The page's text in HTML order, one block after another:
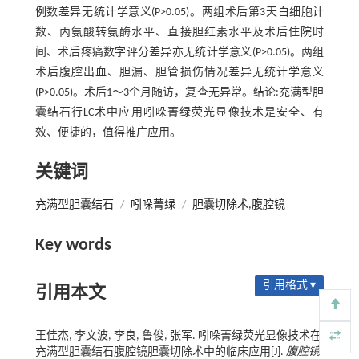
例数差异无统计学意义(P>0.05)。两组术后第3天白细胞计
数、丙氨酸转氨酶水平、直接胆红素水平及术后住院时
间、术后疼痛数字评分差异亦无统计学意义(P>0.05)。两组
术后腹腔出血、胆漏、胆管损伤情况差异无统计学意义
(P>0.05)。术后1～3个月随访，复查无异常。结论:充满型胆
囊结石行LC术中应用吲哚菁绿荧光显像技术是安全、有
效、便捷的，值得推广应用。
关键词
充满型胆囊结石 / 吲哚菁绿 / 胆囊切除术,腹腔镜
Key words
引用本文 引用格式 ▾
王佳杰, 李文波, 李良, 鲁俊, 张军. 吲哚菁绿荧光显像技术在
充满型胆囊结石腹腔镜胆囊切除术中的临床应用[J]. 腹腔镜